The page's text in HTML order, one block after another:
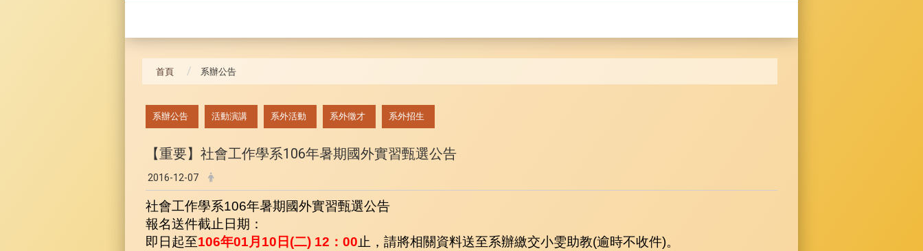
首頁 系辦公告
系辦公告 活動演講 系外活動 系外徵才 系外招生
【重要】社會工作學系106年暑期國外實習甄選公告
2016-12-07
社會工作學系106年暑期國外實習甄選公告
報名送件截止日期：
即日起至106年01月10日(二) 12：00 止，請將相關資料送至系辦繳交小雯助教(逾時不收件)。